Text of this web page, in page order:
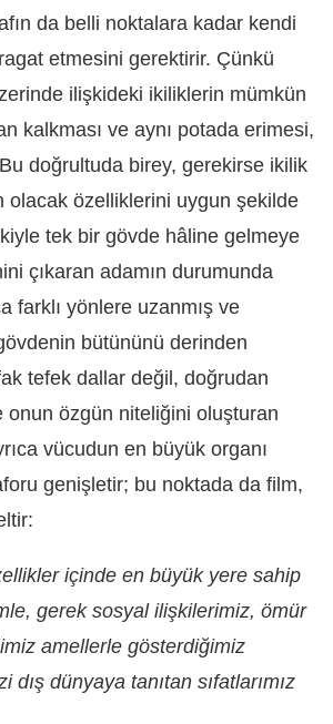
da belli noktalara kadar kendi
etmesini gerektirir. Çünkü
ilişkideki ikiliklerin mümkün
kalkması ve aynı potada erimesi,
Bu doğrultuda birey, gerekirse ikilik
olacak özelliklerini uygun şekilde
tek bir gövde hâline gelmeye
çıkaran adamın durumunda
farklı yönlere uzanmış ve
bütününü derinden
tefek dallar değil, doğrudan
onun özgün niteliğini oluşturan
vücudun en büyük organı
genişletir; bu noktada da film,
içinde en büyük yere sahip
gerek sosyal ilişkilerimiz, ömür
amellerle gösterdiğimiz
dış dünyaya tanıtan sıfatlarımız